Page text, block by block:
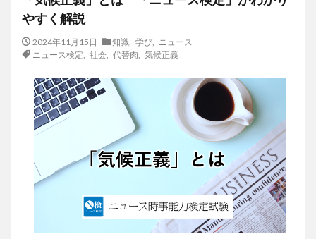
やすく解説
2024年11月15日 知識 学び
ニュース
ニュース検定
社会, 代替肉 気候正義